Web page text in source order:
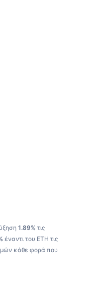
1.89% τις
έναντι του ETH τις
κάθε φορά που